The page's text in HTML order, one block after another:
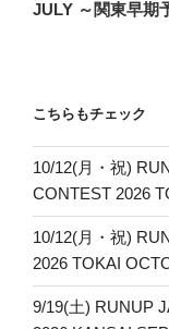
シ
ョ
ン
投
JULY ～関東早期
こちらもチェック
10/12(月・祝)
CONTEST 2026
10/12(月・祝)
2026 TOKAI
9/19(土) RUNUP